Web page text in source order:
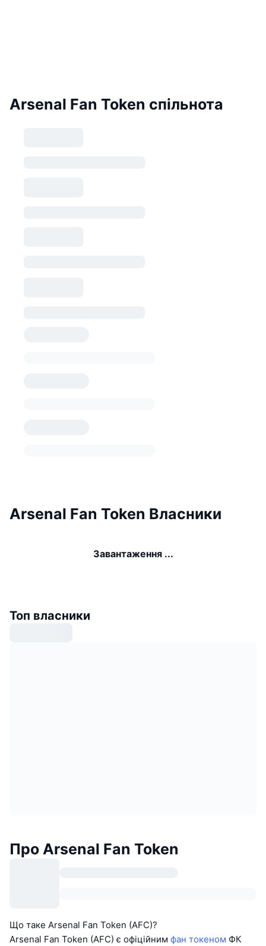
Arsenal Fan Token спільнота
Arsenal Fan Token Власники
Завантаження ...
Топ власники
Про Arsenal Fan Token
Що таке Arsenal Fan Token (AFC)?
Arsenal Fan Token (AFC) є офіційним фан токеном ФК